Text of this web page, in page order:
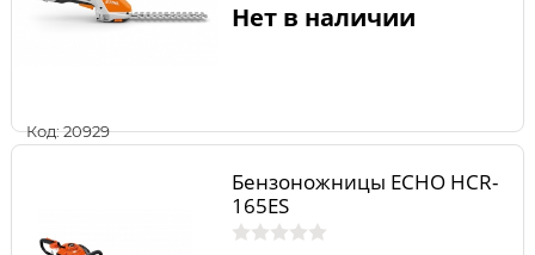
Код: 20929
Нет в наличии
Бензоножницы ECHO HCR-
165ES